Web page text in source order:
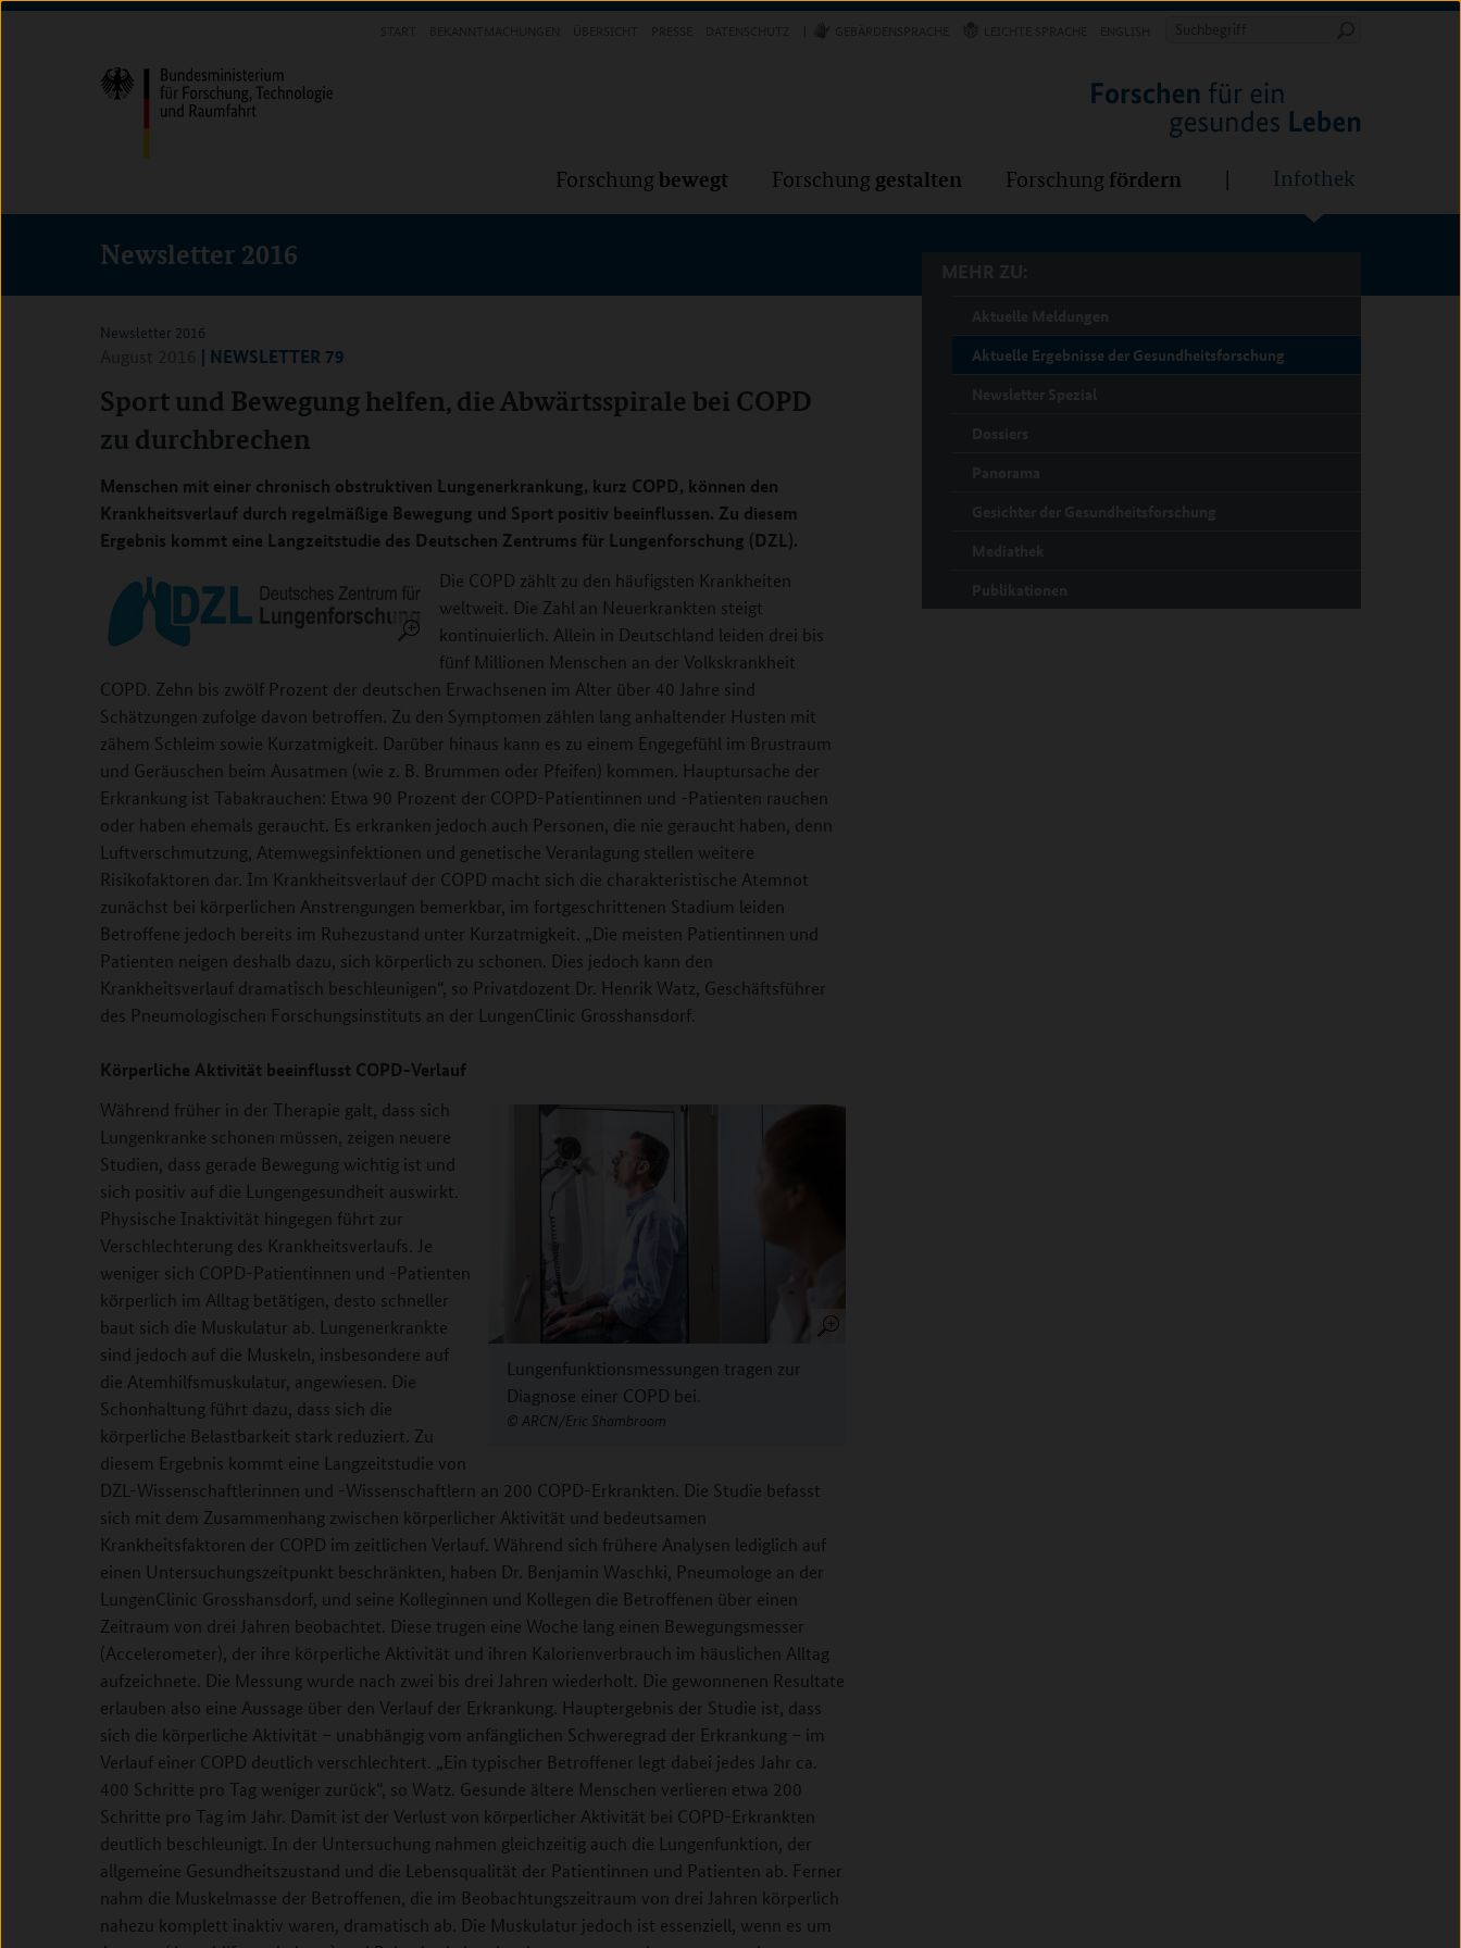
Direkt
(Eingabetaste)
Direkt
(Eingabetaste)
Direkt
(Eingabetaste)
Suchbegriff
Forschung bewegt Forschung gestalten Forschung fördern Infothek
Newsletter 2016
Newsletter 2016
| NEWSLETTER 79
Sport und Bewegung helfen, die Abwärtsspirale bei COPD
zu durchbrechen
Menschen mit einer chronisch obstruktiven Lungenerkrankung, kurz COPD, können den
Krankheitsverlauf durch regelmäßige Bewegung und Sport positiv beeinflussen. Zu diesem
Ergebnis kommt eine Langzeitstudie des Deutschen Zentrums für Lungenforschung (DZL).
Die COPD zählt zu den häufigsten Krankheiten
weltweit. Die Zahl an Neuerkrankten steigt
kontinuierlich. Allein in Deutschland leiden drei bis
fünf Millionen Menschen an der Volkskrankheit
COPD. Zehn bis zwölf Prozent der deutschen Erwachsenen im Alter über 40 Jahre sind
Schätzungen zufolge davon betroffen. Zu den Symptomen zählen lang anhaltender Husten mit
zähem Schleim sowie Kurzatmigkeit. Darüber hinaus kann es zu einem Engegefühl im Brustraum
und Geräuschen beim Ausatmen (wie z. B. Brummen oder Pfeifen) kommen. Hauptursache der
Erkrankung ist Tabakrauchen: Etwa 90 Prozent der COPD-Patientinnen und -Patienten rauchen
oder haben ehemals geraucht. Es erkranken jedoch auch Personen, die nie geraucht haben, denn
Luftverschmutzung, Atemwegsinfektionen und genetische Veranlagung stellen weitere
Risikofaktoren dar. Im Krankheitsverlauf der COPD macht sich die charakteristische Atemnot
zunächst bei körperlichen Anstrengungen bemerkbar, im fortgeschrittenen Stadium leiden
Betroffene jedoch bereits im Ruhezustand unter Kurzatmigkeit. „Die meisten Patientinnen und
Patienten neigen deshalb dazu, sich körperlich zu schonen. Dies jedoch kann den
Krankheitsverlauf dramatisch beschleunigen“, so Privatdozent Dr. Henrik Watz, Geschäftsführer
des Pneumologischen Forschungsinstituts an der LungenClinic Grosshansdorf.
Körperliche Aktivität beeinflusst COPD-Verlauf
Lungenfunktionsmessungen tragen zur
Diagnose einer COPD bei.
ARCN/Eric Shambroom
Während früher in der Therapie galt, dass sich
Lungenkranke schonen müssen, zeigen neuere
Studien, dass gerade Bewegung wichtig ist und
sich positiv auf die Lungengesundheit auswirkt.
Physische Inaktivität hingegen führt zur
Verschlechterung des Krankheitsverlaufs. Je
weniger sich COPD-Patientinnen und -Patienten
körperlich im Alltag betätigen, desto schneller
baut sich die Muskulatur ab. Lungenerkrankte
sind jedoch auf die Muskeln, insbesondere auf
die Atemhilfsmuskulatur, angewiesen. Die
Schonhaltung führt dazu, dass sich die
körperliche Belastbarkeit stark reduziert. Zu
diesem Ergebnis kommt eine Langzeitstudie von
DZL-Wissenschaftlerinnen und -Wissenschaftlern an 200 COPD-Erkrankten. Die Studie befasst
sich mit dem Zusammenhang zwischen körperlicher Aktivität und bedeutsamen
Krankheitsfaktoren der COPD im zeitlichen Verlauf. Während sich frühere Analysen lediglich auf
einen Untersuchungszeitpunkt beschränkten, haben Dr. Benjamin Waschki, Pneumologe an der
LungenClinic Grosshansdorf, und seine Kolleginnen und Kollegen die Betroffenen über einen
Zeitraum von drei Jahren beobachtet. Diese trugen eine Woche lang einen Bewegungsmesser
(Accelerometer), der ihre körperliche Aktivität und ihren Kalorienverbrauch im häuslichen Alltag
aufzeichnete. Die Messung wurde nach zwei bis drei Jahren wiederholt. Die gewonnenen Resultate
erlauben also eine Aussage über den Verlauf der Erkrankung. Hauptergebnis der Studie ist, dass
sich die körperliche Aktivität – unabhängig vom anfänglichen Schweregrad der Erkrankung – im
Verlauf einer COPD deutlich verschlechtert. „Ein typischer Betroffener legt dabei jedes Jahr ca.
400 Schritte pro Tag weniger zurück“, so Watz. Gesunde ältere Menschen verlieren etwa 200
Schritte pro Tag im Jahr. Damit ist der Verlust von körperlicher Aktivität bei COPD-Erkrankten
deutlich beschleunigt. In der Untersuchung nahmen gleichzeitig auch die Lungenfunktion, der
allgemeine Gesundheitszustand und die Lebensqualität der Patientinnen und Patienten ab. Ferner
nahm die Muskelmasse der Betroffenen, die im Beobachtungszeitraum von drei Jahren körperlich
nahezu komplett inaktiv waren, dramatisch ab. Die Muskulatur jedoch ist essenziell, wenn es um
Aktuelle Ergebnisse der Gesundheitsforschung
Forschung Forschung Forschung fördern Infothek